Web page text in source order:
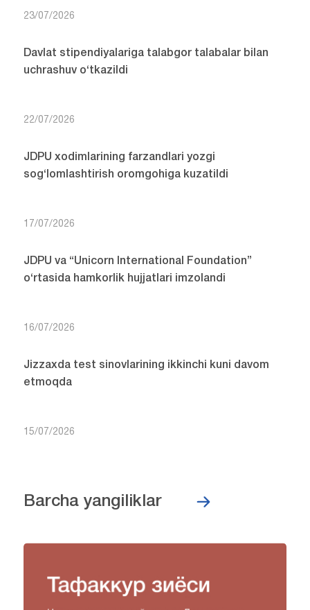
23/07/2026
Davlat stipendiyalariga talabgor talabalar bilan
uchrashuv o‘tkazildi
22/07/2026
JDPU xodimlarining farzandlari yozgi
sog‘lomlashtirish oromgohiga kuzatildi
17/07/2026
JDPU va “Unicorn International Foundation”
o‘rtasida hamkorlik hujjatlari imzolandi
16/07/2026
Jizzaxda test sinovlarining ikkinchi kuni davom
etmoqda
15/07/2026
Barcha yangiliklar